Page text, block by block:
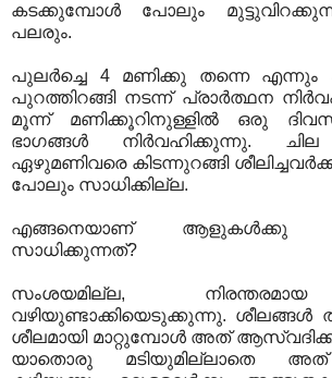
കടക്കുമ്പോള്‍ പോലും
പലരും.
പുലര്‍ച്ചെ 4 മണിക്കു തന്നെ എന്നും
പുറത്തിറങ്ങി നടന്ന്‌ പ്രാര്‍ത്ഥന
മൂന്ന്‌ മണിക്കൂറിനുള്ളില്‍ ഒരു
ഭാഗങ്ങള്‍ നിര്‍വഹിക്കുന്നു. ചില
ഏഴുമണിവരെ കിടന്നുറങ്ങി
പോലും സാധിക്കില്ല.
എങ്ങനെയാണ്‌ ആളുകള്‍ക്കു
സാധിക്കുന്നത്‌?
സംശയമില്ല,
വഴിയുണ്ടാക്കിയെടുക്കുന്നു. ശീലങ്ങള്‍
ശീലമായി മാറ്റുമ്പോള്‍ അത്‌
യാതൊരു മടിയുമില്ലാതെ അത്‌